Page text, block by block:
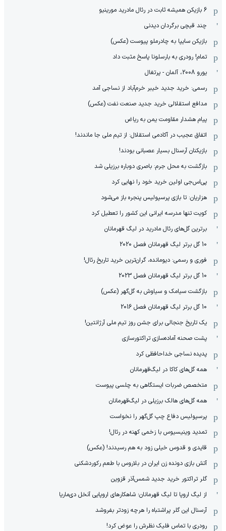
6 بازیکن همیشه ثابت در رئال مادرید مورینیو
چند قیچی برگردان دیدنی
بازیکن سایپا به چادرملو پیوست (عکس)
تمام! رودری به بارسلونا پاسخ مثبت داد
یورو 2008، آلمان - پرتغال
رسمی: خرید جدید خیبر خرم‌آباد از نساجی آمد
مدافع استقلالی خرید جدید صنعت نفت (عکس)
پیام هشدار مقاومت یمن به ریاض
اتفاق عجیب در آکادمی استقلال: از تیم ملی جا ماندند!
بازیکنان آرسنال بسیار عصبانی بودند!
بازگشت به محل جرم: باصری دوباره برزیلی شد
پی‌اس‌جی اولین خرید خود را نهایی کرد
هزاریان: تا بازی پرسپولیس پنجره باز می‌شود
کویت تنها مدرسه ایرانی این کشور را تعطیل کرد
برترین گل‌های رئال مادرید در لیگ قهرمانان
10 گل برتر لیگ قهرمانان فصل 2020
فوری و رسمی: دیومانده، گران‌ترین خرید تاریخ رئال!
10 گل برتر لیگ قهرمانان فصل 2023
بازگشت سیامک و سیاوش به گل‌گهر (عکس)
10 گل برتر لیگ قهرمانان فصل 2016
یک تاریخ جنجالی برای جشن روز تیم ملی آرژانتین!
پشت صحنه آماده‌سازی تراکتورسازی
پدیده نساجی خداحافظی کرد
همه گل‌های کاکا در لیگ‌قهرمانان
متخصص ضربات ایستگاهی به چلسی پیوست
همه گل‌های هالک برزیلی در لیگ‌قهرمانان
پرسپولیس دفاع چپ گل‌گهر را نخواست
تمدید وینیسیوس با زخمی کهنه در رئال!
قایدی و قدوس خیلی زود به هم رسیدند! (عکس)
آتش بازی دونده زن ایران در بلاروس با طعم رکوردشکنی
گلر تراکتور خرید جدید شمس‌آذر قزوین
از لیگ اروپا تا لیگ قهرمانان؛ شاهکارهای اروپایی آنخل دی‌ماریا
آرسنال این گلر پراشتباه را هرچه زودتر بفروشد
رودری با تماس فلیک نظرش را عوض کرد!